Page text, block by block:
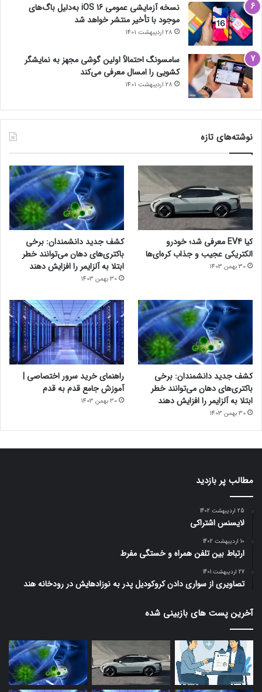
نسخه آزمایشی عمومی iOS 16 به‌دلیل باگ‌های
موجود با تأخیر منتشر خواهد شد
28 اردیبهشت 1401
سامسونگ احتمالاً اولین گوشی مجهز به نمایشگر
کشویی را امسال معرفی می‌کند
28 اردیبهشت 1401
نوشته‌های تازه
کیا EV4 معرفی شد؛ خودرو
الکتریکی عجیب و جذاب کره‌ای‌ها
30 بهمن 1403
کشف جدید دانشمندان: برخی
باکتری‌های دهان می‌توانند خطر
ابتلا به آلزایمر را افزایش دهند
30 بهمن 1403
کشف جدید دانشمندان: برخی
باکتری‌های دهان می‌توانند خطر
ابتلا به آلزایمر را افزایش دهند
30 بهمن 1403
راهنمای خرید سرور اختصاصی |
آموزش جامع قدم به قدم
30 بهمن 1403
مطالب پر بازدید
25 اردیبهشت 1402
لایسنس اشتراکی
10 اردیبهشت 1402
ارتباط بین تلفن همراه و خستگی مفرط
27 اردیبهشت 1401
تصاویری از سواری دادن کروکودیل پدر به نوزادهایش در رودخانه هند
آخرین پست های بازبینی شده